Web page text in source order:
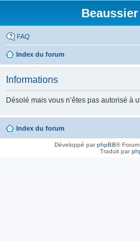
FAQ
Index du forum
Informations
Désolé mais vous n’êtes pas autorisé à
Index du forum
Développé parphpBB®
Traduit par